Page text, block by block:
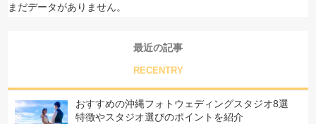
まだデータがありません。
最近の記事
RECENTRY
おすすめの沖縄フォトウェディングスタジオ8選
特徴やスタジオ選びのポイントを紹介